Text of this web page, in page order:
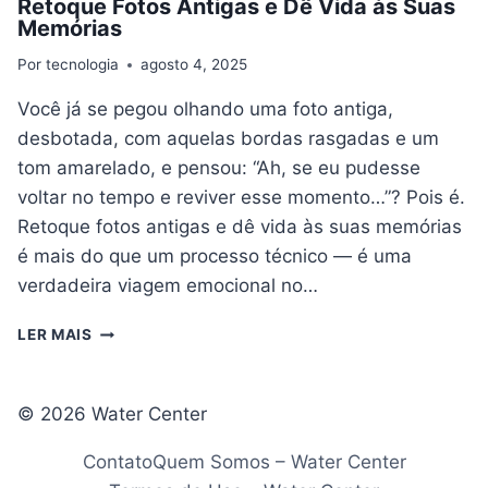
Retoque Fotos Antigas e Dê Vida às Suas
Memórias
Por tecnologia agosto 4, 2025
Você já se pegou olhando uma foto antiga,
desbotada, com aquelas bordas rasgadas e um
tom amarelado, e pensou: “Ah, se eu pudesse
voltar no tempo e reviver esse momento…”? Pois é.
Retoque fotos antigas e dê vida às suas memórias
é mais do que um processo técnico — é uma
verdadeira viagem emocional no…
LER MAIS RETOQUE
DÊ
ÀS
© 2026 Water Center
ContatoQuem Somos – Water Center